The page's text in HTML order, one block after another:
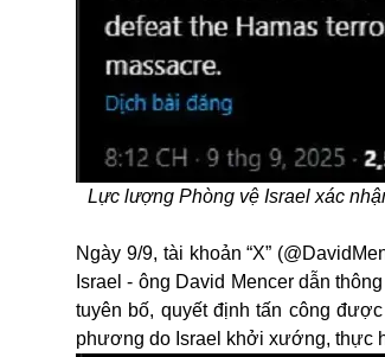
Lực lượng Phòng vệ Israel xác
Ngày 9/9, tài khoản “X”
Israel - ông David Mencer dẫn
tuyên bố, quyết định tấn công
phương do Israel khởi xướng, thực